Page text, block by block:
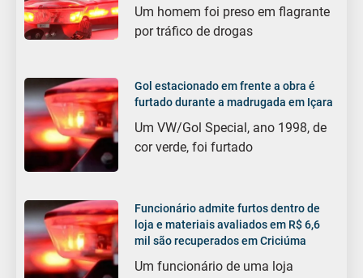
Um homem foi preso em flagrante
por tráfico de drogas
Gol estacionado em frente a obra é
furtado durante a madrugada em Içara
Um VW/Gol Special, ano 1998, de
cor verde, foi furtado
Funcionário admite furtos dentro de
loja e materiais avaliados em R$ 6,6
mil são recuperados em Criciúma
Um funcionário de uma loja